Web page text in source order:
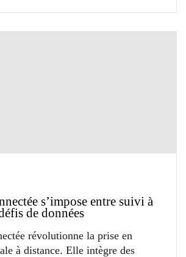
s’impose entre suivi à
de données
révolutionne la prise en
à distance. Elle intègre des